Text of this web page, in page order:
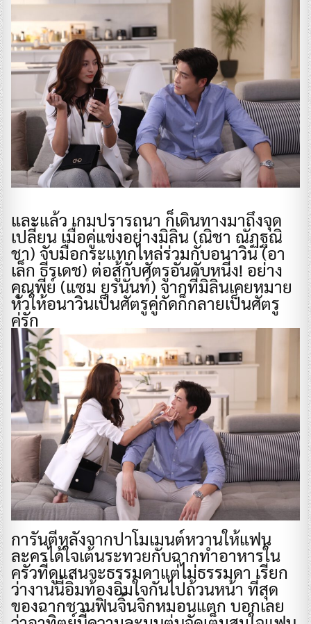
และแล้ว เกมปรารถนา ก็เดินทางมาถึงจุด
เปลี่ยน เมื่อคู่แข่งอย่างมิลิน (ณิชา ณัฏฐณิ
ชา) จับมือกระแทกไหล่ร่วมกับอนาวิน (อา
เล็ก ธีรเดช) ต่อสู้กับศัตรูอันดับหนี่ง! อย่าง
คุณพีย์ (แซม ยุรนันท์) จากที่มิลินเคยหมาย
หัวให้อนาวินเป็นศัตรูคู่กัดก็กลายเป็นศัตรู
คู่รัก
การันตีหลังจากปาโมเมนต์หวานให้แฟน
ละครได้ใจเต้นระทวยกับฉากทำอาหารใน
ครัวที่ดูแสนจะธรรมดาแต่ไม่ธรรมดา เรียก
ว่างานนี้อิ่มท้องอิ่มใจกันไปถ้วนหน้า ที่สุด
ของฉากชวนฟินจิ้นจิกหมอนแตก บอกเลย